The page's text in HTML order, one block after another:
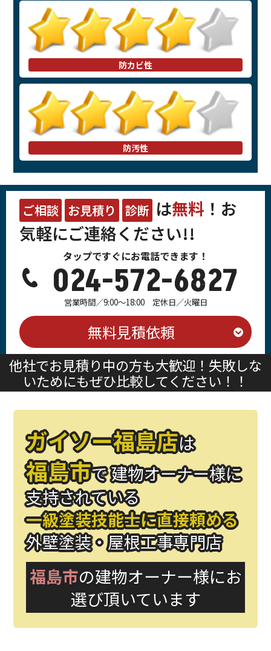
防カビ性
防汚性
ご相談 お見積り 診断 は無料 ！お
気軽にご連絡ください!!
タップですぐにお電話できます！
024-572-6827
営業時間／9:00～18:00 定休日／火曜日
無料見積依頼
他社でお見積り中の方も大歓迎！失敗しな
いためにもぜひ比較してください！！
ガイソー福島店は
福島市で建物オーナー様に
支持されている
一級塗装技能士に直接頼める
外壁塗装・屋根工事専門店
福島市の建物オーナー様にお
選び頂いています